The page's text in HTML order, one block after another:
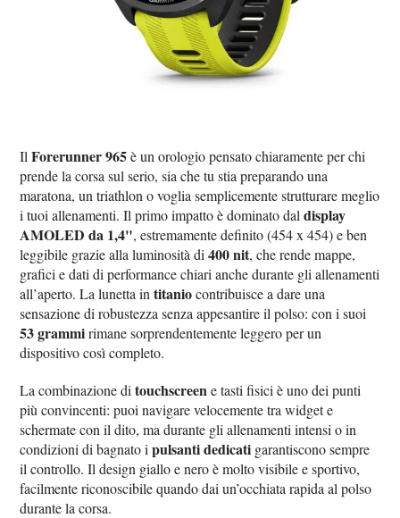
IlForerunner 965è un orologio pensato chiaramente per chi
prende la corsa sul serio, sia che tu stia preparando una
maratona, un triathlon o voglia semplicemente strutturare meglio
i tuoi allenamenti. Il primo impatto è dominato daldisplay
AMOLED da 1,4", estremamente definito (454 x 454) e ben
leggibile grazie alla luminosità di400 nit, che rende mappe,
grafici e dati di performance chiari anche durante gli allenamenti
all’aperto. La lunetta intitaniocontribuisce a dare una
sensazione di robustezza senza appesantire il polso: con i suoi
53 grammirimane sorprendentemente leggero per un
dispositivo così completo.
La combinazione ditouchscreen e tasti fisici è uno dei punti
più convincenti: puoi navigare velocemente tra widget e
schermate con il dito, ma durante gli allenamenti intensi o in
condizioni di bagnato ipulsanti dedicati garantiscono sempre
il controllo. Il design giallo e nero è molto visibile e sportivo,
facilmente riconoscibile quando dai un’occhiata rapida al polso
durante la corsa.